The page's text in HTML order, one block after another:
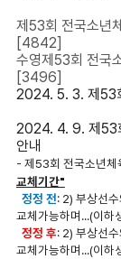
제53회 전국소년
[4842]
수영제53회 전국
[3496]
2024. 5. 3. 제53
2024. 4. 9. 제53
안내
- 제53회 전국소년체
교체기간"
정정 전: 2) 부상선
교체가능하며...(이하
정정 후: 2) 부상선
교체가능하며...(이하